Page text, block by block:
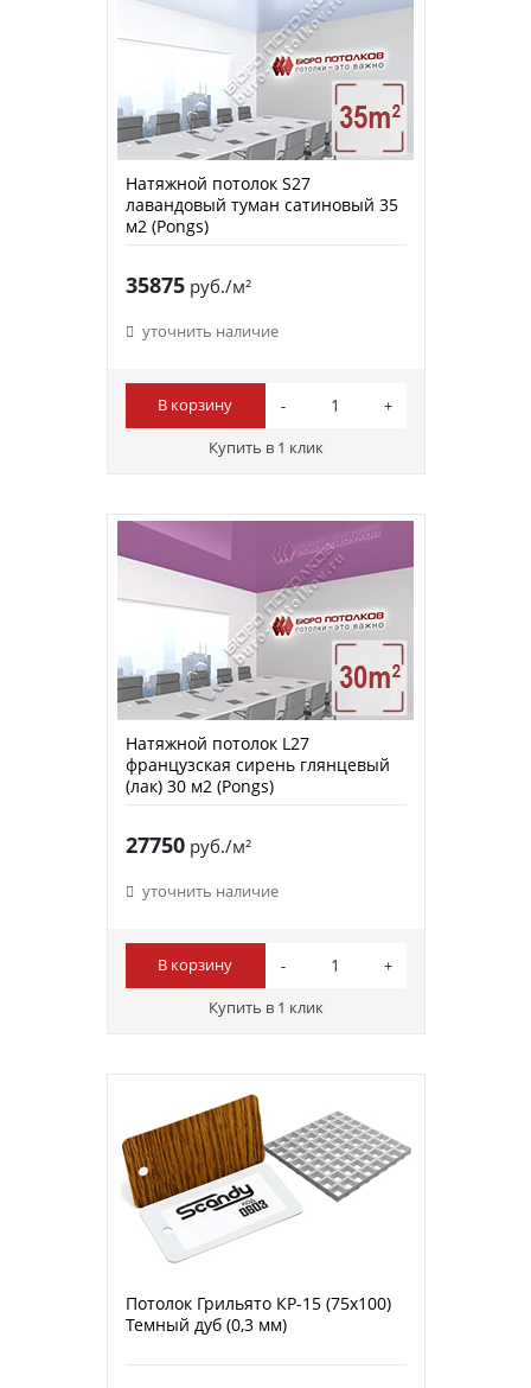
Натяжной потолок S27
лавандовый туман сатиновый 35
м2 (Pongs)
35875руб./м²
уточнить наличие
В корзину
Купить в 1 клик
Натяжной потолок L27
французская сирень глянцевый
(лак) 30 м2 (Pongs)
27750руб./м²
уточнить наличие
В корзину
Купить в 1 клик
Потолок Грильято КР-15 (75х100)
Темный дуб (0,3 мм)